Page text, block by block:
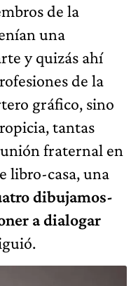
de la
una
y quizás ahí
de la
gráfico, sino
tantas
fraternal en
libro-casa, una
dibujamos-
a dialogar